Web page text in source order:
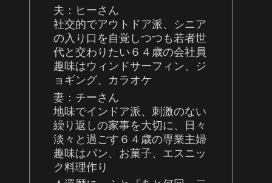
夫：ヒーさん
社交的でアウトドア派、シニア
の入り口を自覚しつつも若者世
代と交わりたい６４歳の会社員
趣味はウィンドサーフィン、ジ
ョギング、カラオケ
妻：チーさん
地味でインドア派、刺激のない
繰り返しの家事を大切に、日々
淡々と過ごす６４歳の専業主婦
趣味はパン、お菓子、エスニッ
ク料理作り